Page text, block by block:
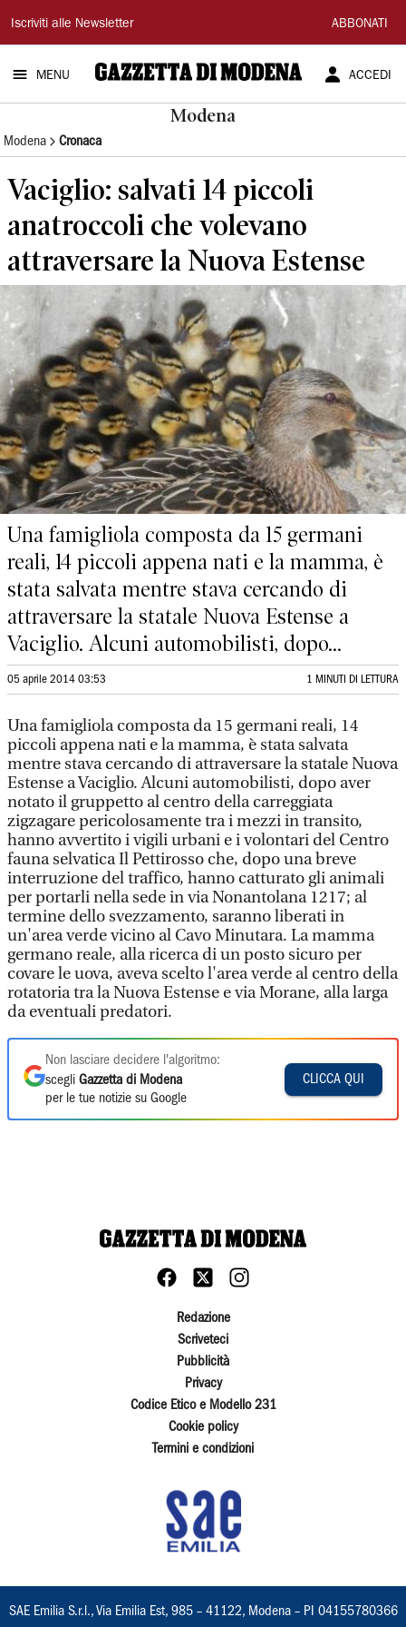
Gazzetta
di
Modena
Iscriviti alle Newsletter ABBONATI
MENU ACCEDI
Modena
Modena Cronaca
Vaciglio: salvati 14 piccoli
anatroccoli che volevano
attraversare la Nuova Estense
Una famigliola composta da 15 germani
reali, 14 piccoli appena nati e la mamma, è
stata salvata mentre stava cercando di
attraversare la statale Nuova Estense a
Vaciglio. Alcuni automobilisti, dopo...
05 aprile 2014 03:53 1 MINUTI DI LETTURA
Una famigliola composta da 15 germani reali, 14
piccoli appena nati e la mamma, è stata salvata
mentre stava cercando di attraversare la statale Nuova
Estense a Vaciglio. Alcuni automobilisti, dopo aver
notato il gruppetto al centro della carreggiata
zigzagare pericolosamente tra i mezzi in transito,
hanno avvertito i vigili urbani e i volontari del Centro
fauna selvatica Il Pettirosso che, dopo una breve
interruzione del traffico, hanno catturato gli animali
per portarli nella sede in via Nonantolana 1217; al
termine dello svezzamento, saranno liberati in
un'area verde vicino al Cavo Minutara. La mamma
germano reale, alla ricerca di un posto sicuro per
covare le uova, aveva scelto l'area verde al centro della
rotatoria tra la Nuova Estense e via Morane, alla larga
da eventuali predatori.
Non lasciare decidere l'algoritmo:
scegli Gazzetta di Modena
per le tue notizie su Google
CLICCA QUI
Redazione
Scriveteci
Pubblicità
Privacy
Codice Etico e Modello 231
Cookie policy
Termini e condizioni
SAE Emilia S.r.l., Via Emilia Est, 985 – 41122, Modena – PI 04155780366